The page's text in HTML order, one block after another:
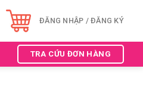
ĐĂNG NHẬP / ĐĂNG KÝ
TRA CỨU ĐƠN HÀNG